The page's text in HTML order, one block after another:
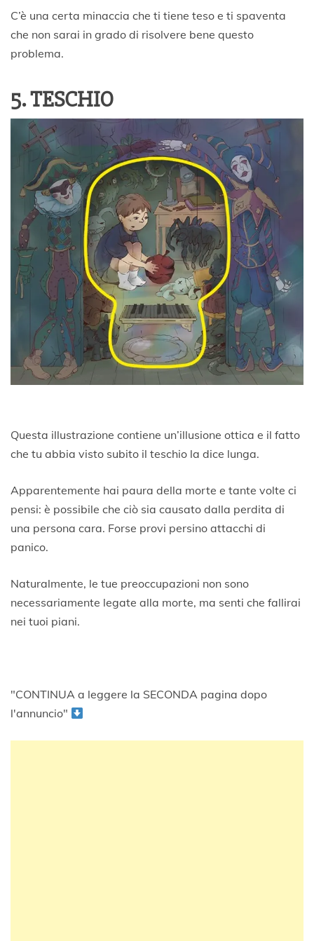
C’è una certa minaccia che ti tiene teso e ti spaventa
che non sarai in grado di risolvere bene questo
problema.
5. TESCHIO
Questa illustrazione contiene un’illusione ottica e il fatto
che tu abbia visto subito il teschio la dice lunga.
Apparentemente hai paura della morte e tante volte ci
pensi: è possibile che ciò sia causato dalla perdita di
una persona cara. Forse provi persino attacchi di
panico.
Naturalmente, le tue preoccupazioni non sono
necessariamente legate alla morte, ma senti che fallirai
nei tuoi piani.
"CONTINUA a leggere la SECONDA pagina dopo
l'annuncio"